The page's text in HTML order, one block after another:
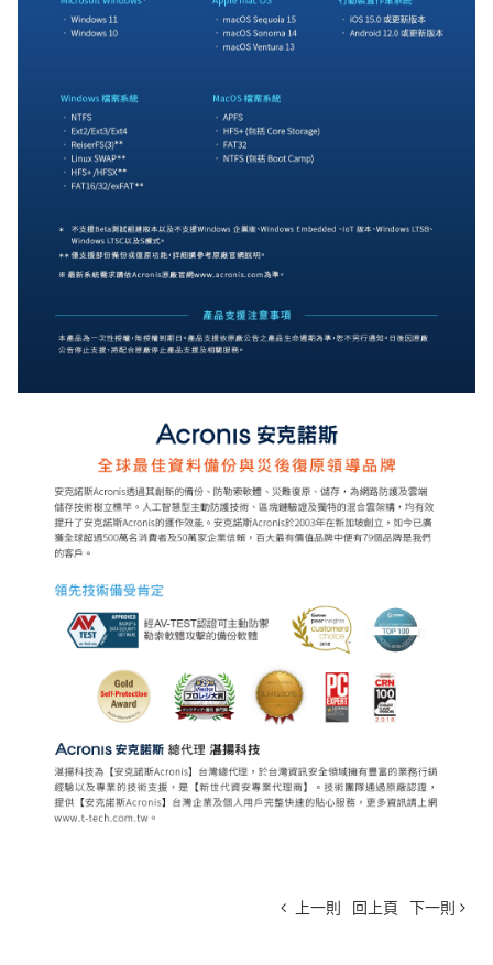
上一則 回上頁 下一則